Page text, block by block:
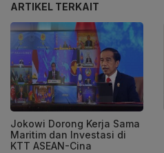
ARTIKEL TERKAIT
Jokowi Dorong Kerja Sama
Maritim dan Investasi di
KTT ASEAN-Cina